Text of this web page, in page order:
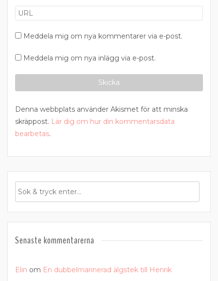
Meddela mig om nya kommentarer via e-post.
Meddela mig om nya inlägg via e-post.
Denna webbplats använder Akismet för att minska
skräppost. Lär dig om hur din kommentarsdata
bearbetas.
Senaste kommentarerna
Elin om En dubbelmarinerad älgstek till Henrik